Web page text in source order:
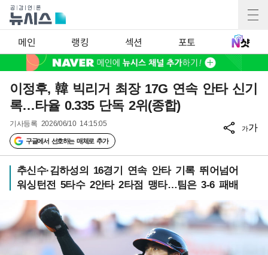
메인 랭킹 섹션 포토
이정후, 韓 빅리거 최장 17G 연속 안타 신기
록…타율 0.335 단독 2위(종합)
기사등록 2026/06/10 14:15:05
구글에서 선호하는 매체로 추가
가가
추신수·김하성의 16경기 연속 안타 기록 뛰어넘어
워싱턴전 5타수 2안타 2타점 맹타…팀은 3-6 패배